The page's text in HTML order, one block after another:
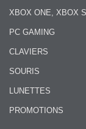
XBOX ONE, XBOX
PC GAMING
CLAVIERS
SOURIS
LUNETTES
PROMOTIONS